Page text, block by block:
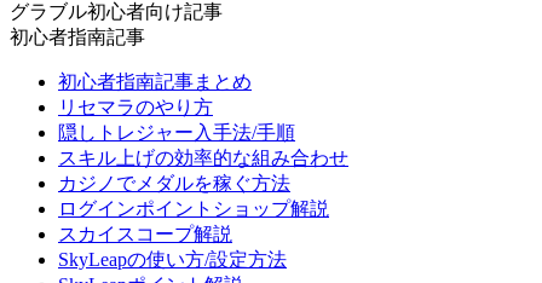
グラブル初心者向け記事
初心者指南記事
初心者指南記事まとめ
リセマラのやり方
隠しトレジャー入手法/手順
スキル上げの効率的な組み合わせ
カジノでメダルを稼ぐ方法
ログインポイントショップ解説
スカイスコープ解説
SkyLeapの使い方/設定方法